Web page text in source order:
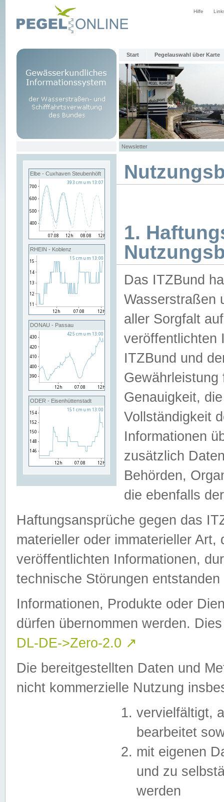
Hilfe
Start Pegelauswahl über Karte
Newsletter
Elbe - Cuxhaven Steubenhöft
RHEIN - Koblenz
DONAU - Passau
ODER - Eisenhüttenstadt
1.
Das ITZBund
Wasserstraßen
aller Sorgfalt
veröffentlichten
ITZBund und
Genauigkeit,
Vollständigkeit
Informationen
zusätzlich
Behörden,
die ebenfalls
Haftungsansprüche gegen das
materieller oder immaterieller
veröffentlichten Informationen,
technische Störungen
Informationen, Produkte oder
dürfen übernommen werden.
DL-DE->Zero-2.0 ↗
Die bereitgestellten Daten und
nicht kommerzielle Nutzung
vervielfältigt,
bearbeitet
mit eigenen
und zu
werden